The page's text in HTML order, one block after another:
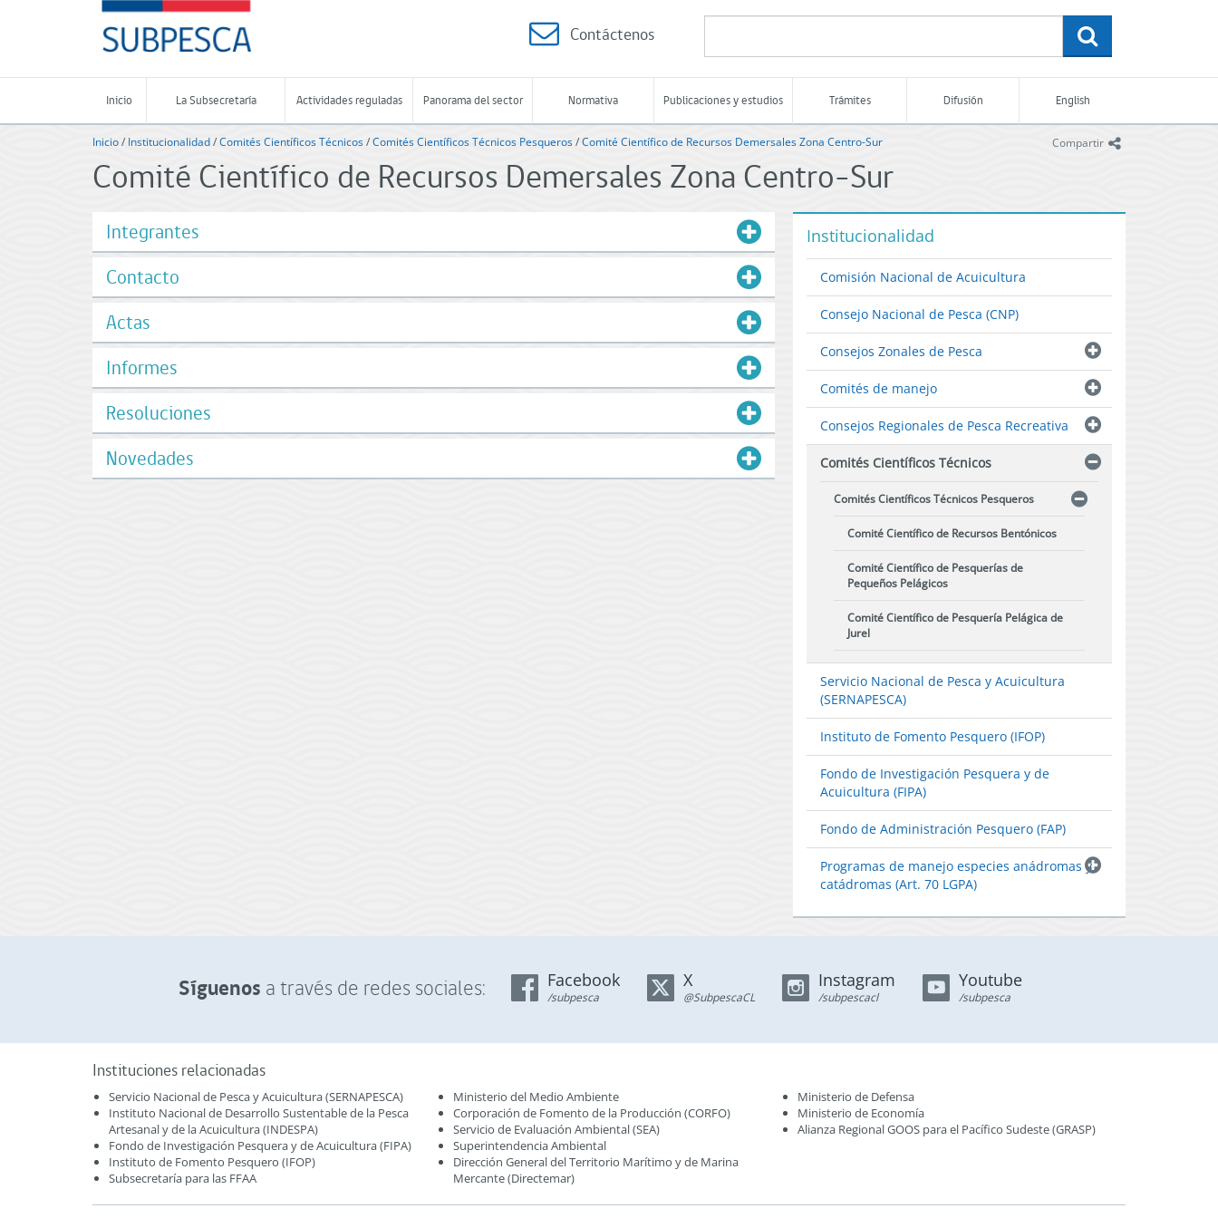
-
Subsecretaría
de
Pesca
Acuicultura
-
Gobierno
de
Contáctenos
Inicio La Subsecretaría Actividades reguladas Panorama del sector Normativa Publicaciones y estudios Trámites Difusión English
Inicio/ Institucionalidad/Comités Científicos Técnicos/Comités Científicos Técnicos Pesqueros/Comité Científico de Recursos Demersales Zona Centro-Sur Compartir icono
Comité Científico de Recursos Demersales Zona Centro-Sur
Integrantes
Contacto
Actas
Informes
Resoluciones
Novedades
Institucionalidad
Comisión Nacional de Acuicultura
Consejo Nacional de Pesca (CNP)
Consejos Zonales de Pesca
Comités de manejo
Consejos Regionales de Pesca Recreativa
Comités Científicos Técnicos
Comités Científicos Técnicos Pesqueros
Comité Científico de Recursos Bentónicos
Comité Científico de Pesquerías de
Pequeños Pelágicos
Comité Científico de Pesquería Pelágica de
Jurel
Comité Científico de Recursos Demersales
Zona Centro-Sur
Comité Científico de Recursos Demersales
Zona Sur Austral
Comité Científico de Recursos Demersales
de Aguas Profundas
Demersales
Comité Científico de Recursos Altamente
Migratorios, Condrictios y Biodiversidad
Comités Científicos Técnicos de Acuicultura
Servicio Nacional de Pesca y Acuicultura
(SERNAPESCA)
Instituto de Fomento Pesquero (IFOP)
Fondo de Investigación Pesquera y de
Acuicultura (FIPA)
Fondo de Administración Pesquero (FAP)
Programas de manejo especies anádromas y
catádromas (Art. 70 LGPA)
Síguenos a través de redes sociales: Facebook
/subpesca
X
@SubpescaCL
Instagram
/subpescacl
Youtube
/subpesca
Instituciones relacionadas
Servicio Nacional de Pesca y Acuicultura (SERNAPESCA)
Instituto Nacional de Desarrollo Sustentable de la Pesca
Artesanal y de la Acuicultura (INDESPA)
Fondo de Investigación Pesquera y de Acuicultura (FIPA)
Instituto de Fomento Pesquero (IFOP)
Subsecretaría para las FFAA
Ministerio del Medio Ambiente
Corporación de Fomento de la Producción (CORFO)
Servicio de Evaluación Ambiental (SEA)
Superintendencia Ambiental
Dirección General del Territorio Marítimo y de Marina
Mercante (Directemar)
Ministerio de Defensa
Ministerio de Economía
Alianza Regional GOOS para el Pacífico Sudeste (GRASP)